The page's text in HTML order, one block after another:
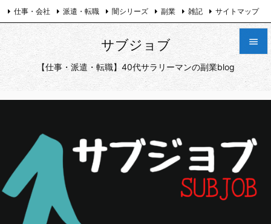
サブジョブ
【仕事・派遣・転職】40代サラリーマンの副業blog


メニュ

前へ


仕事・会社 派遣・転職 闇シリーズ 副業 雑記 サイトマップ
プライバシーポリシー お問い合わせ